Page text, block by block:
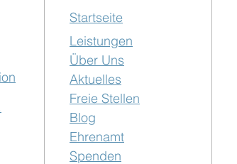
Startseite
Leistungen
Über Uns
Aktuelles
Freie Stellen
Blog
Ehrenamt
Spenden